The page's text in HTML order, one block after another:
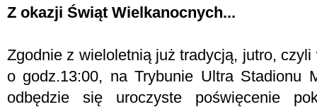
Z okazji Świąt Wielkanocnych...
Zgodnie z wieloletnią już tradycją, jutro,
o godz.13:00, na Trybunie Ultra Stadionu
odbędzie się uroczyste poświęcenie